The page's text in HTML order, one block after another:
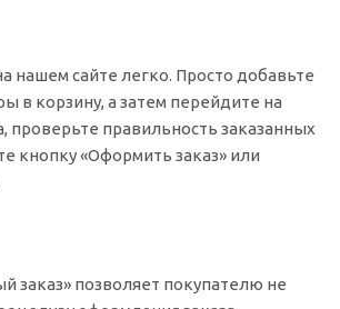
нашем сайте легко. Просто добавьте
в корзину, а затем перейдите на
проверьте правильность заказанных
кнопку «Оформить заказ» или
заказ» позволяет покупателю не